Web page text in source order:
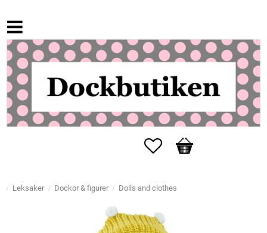
Favorites
Basket
Leksaker Dockor & figurer Dolls and clothes